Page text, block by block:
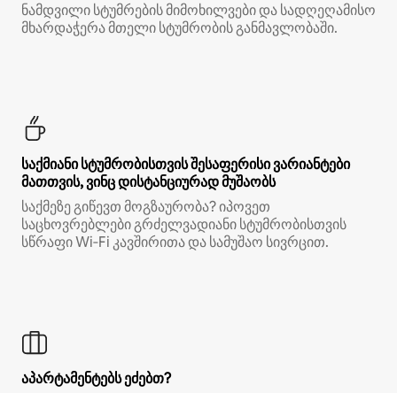
ნამდვილი სტუმრების მიმოხილვები და სადღეღამისო
მხარდაჭერა მთელი სტუმრობის განმავლობაში.
საქმიანი სტუმრობისთვის შესაფერისი ვარიანტები
მათთვის, ვინც დისტანციურად მუშაობს
საქმეზე გიწევთ მოგზაურობა? იპოვეთ
საცხოვრებლები გრძელვადიანი სტუმრობისთვის
სწრაფი Wi‑Fi კავშირითა და სამუშაო სივრცით.
აპარტამენტებს ეძებთ?